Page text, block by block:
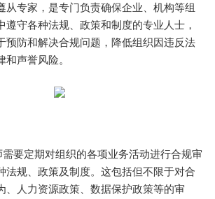
从专家，是专门负责确保企业、机构等组
遵守各种法规、政策和制度的专业人士，
预防和解决合规问题，降低组织因违反法
声誉风险。
需要定期对组织的各项业务活动进行合规审
法规、政策及制度。这包括但不限于对合
、人力资源政策、数据保护政策等的审